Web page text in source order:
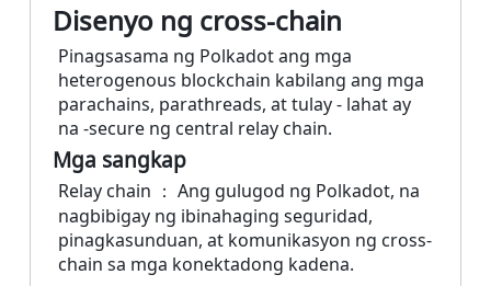
Disenyo ng cross-chain
Pinagsasama ng Polkadot ang mga
heterogenous blockchain kabilang ang mga
parachains, parathreads, at tulay - lahat ay
na -secure ng central relay chain.
Mga sangkap
Relay chain ： Ang gulugod ng Polkadot, na
nagbibigay ng ibinahaging seguridad,
pinagkasunduan, at komunikasyon ng cross-
chain sa mga konektadong kadena.